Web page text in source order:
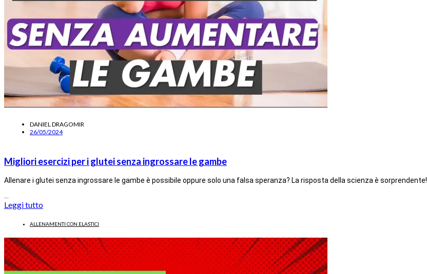
DANIEL DRAGOMIR
26/05/2024
Migliori esercizi per i glutei senza ingrossare le gambe
Allenare i glutei senza ingrossare le gambe è possibile oppure solo una falsa speranza? La risposta della scienza è sorprendente!
Leggi tutto
ALLENAMENTI CON ELASTICI